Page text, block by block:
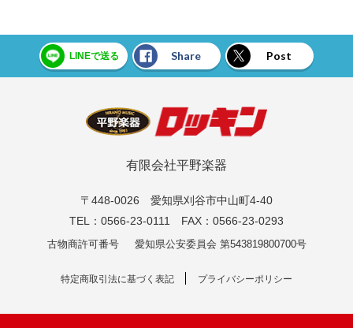
LINEで送る Share Post
有限会社平野楽器
〒448-0026 愛知県刈谷市中山町4-40
TEL：0566-23-0111 FAX：0566-23-0293
古物商許可番号 愛知県公安委員会 第543819800700号
特定商取引法に基づく表記 プライバシーポリシー